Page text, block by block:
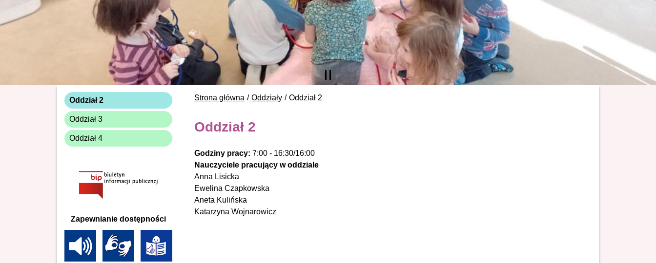
Strona główna Oddziały Oddział 2
Oddział 2
Godziny pracy: 7:00 - 16:30/16:00
Nauczyciele pracujący w oddziale
Anna Lisicka
Ewelina Czapkowska
Aneta Kulińska
Katarzyna Wojnarowicz
Oddział 2
Oddział 3
Oddział 4
Zapewnianie dostępności